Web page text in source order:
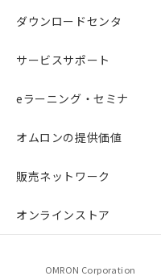
ダウンロードセンタ
サービスサポート
eラーニング・セミナ
オムロンの提供価値
販売ネットワーク
オンラインストア
OMRON Corporation